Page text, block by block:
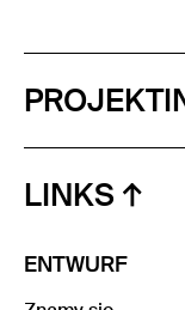
LINKS
ENTWURF